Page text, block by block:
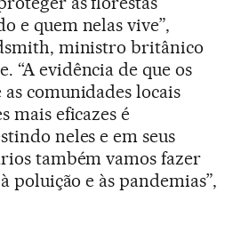
e quem nelas vive”,
ministro britânico
“A evidência de que os
comunidades locais
mais eficazes é
neles e em seus
também vamos fazer
poluição e às pandemias”,